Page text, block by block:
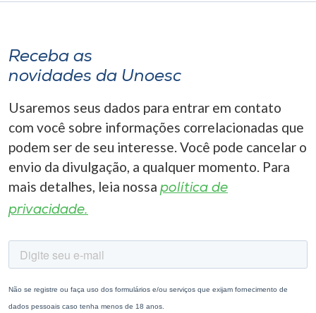
Receba as
novidades da Unoesc
Usaremos seus dados para entrar em contato
com você sobre informações correlacionadas que
podem ser de seu interesse. Você pode cancelar o
envio da divulgação, a qualquer momento. Para
mais detalhes, leia nossa política de
privacidade.